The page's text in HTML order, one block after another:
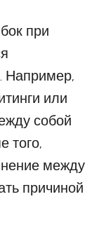
при
Например,
или
собой
того,
между
причиной